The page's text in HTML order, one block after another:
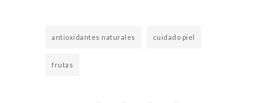
antioxidantes naturales cuidado piel
frutas